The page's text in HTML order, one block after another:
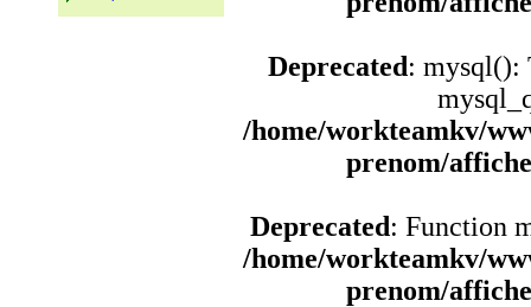
Deprecated: mysql():
/home/workteamkv/
prenom/
Deprecated: Function
/home/workteamkv/
prenom/